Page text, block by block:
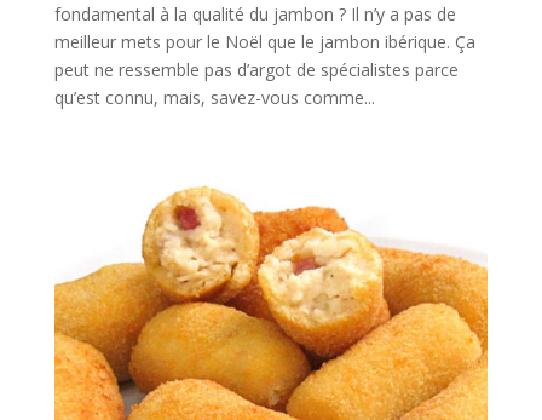
fondamental à la qualité du jambon ? Il n’y a pas de
meilleur mets pour le Noël que le jambon ibérique. Ça
peut ne ressemble pas d’argot de spécialistes parce
qu’est connu, mais, savez-vous comme...